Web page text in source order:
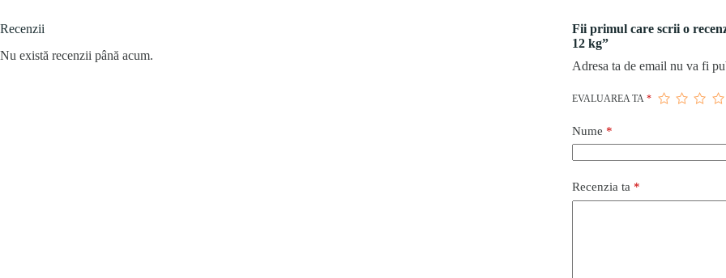
Recenzii
Nu există recenzii până acum.
Fii primul care scrii o
12 kg”
Adresa ta de email nu va fi
EVALUAREA TA *
Nume *
Recenzia ta *